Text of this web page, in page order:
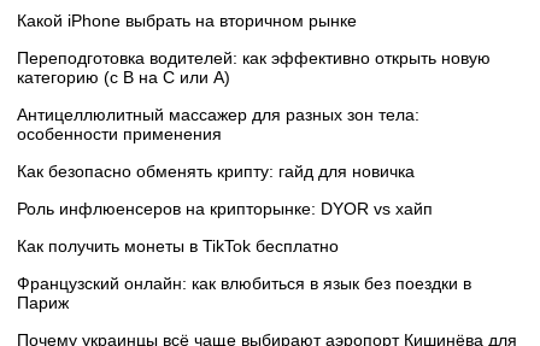
Какой iPhone выбрать на вторичном рынке
Переподготовка водителей: как эффективно открыть новую
категорию (с B на C или А)
Антицеллюлитный массажер для разных зон тела:
особенности применения
Как безопасно обменять крипту: гайд для новичка
Роль инфлюенсеров на крипторынке: DYOR vs хайп
Как получить монеты в TikTok бесплатно
Французский онлайн: как влюбиться в язык без поездки в
Париж
Почему украинцы всё чаще выбирают аэропорт Кишинёва для